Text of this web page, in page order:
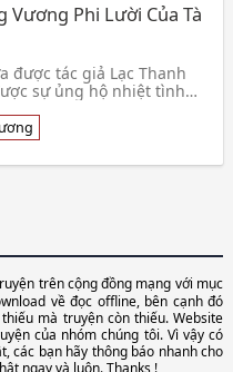
Vương Phi Lười Của Tà
được tác giả Lạc Thanh
sự ủng hộ nhiệt tình
học. Truyện xuyên không
cảnh trở về thời xưa cũ
chán, đi vào lối mòn,
trên cộng đồng mạng với mục
về đọc offline, bên cạnh đó
mà truyện còn thiếu. Website
của nhóm chúng tôi. Vì vậy có
các bạn hãy thông báo nhanh cho
ngay và luôn. Thanks !